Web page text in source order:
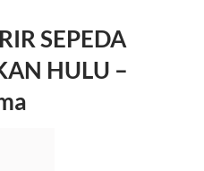
SEPEDA
HULU –